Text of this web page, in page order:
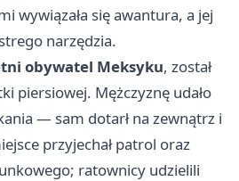
wywiązała się awantura, a jej
narzędzia.
obywatel Meksyku, został
piersiowej. Mężczyznę udało
— sam dotarł na zewnątrz i
przyjechał patrol oraz
ratownicy udzielili